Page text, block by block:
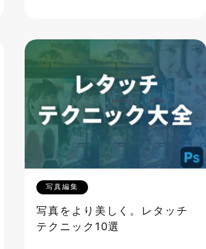
写真編集
写真をより美しく。レタッチ
テクニック10選